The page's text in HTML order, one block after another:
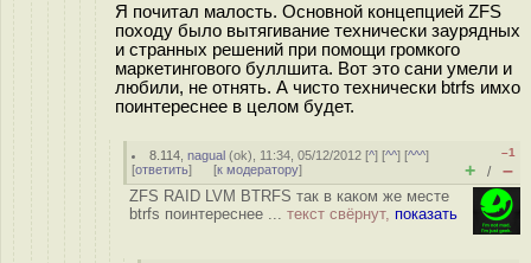
Я почитал малость. Основной концепцией ZFS
походу было вытягивание технически заурядных
и странных решений при помощи громкого
маркетингового буллшита. Вот это сани умели и
любили, не отнять. А чисто технически btrfs имхо
поинтереснее в целом будет.
8.114 ,nagual (ok), 11:34, 05/12/2012 [^] [^^] [^^^]
[ответить] [к модератору]
–1
+ / –
ZFS RAID LVM BTRFS так в каком же месте
btrfs поинтереснее ... текст свёрнут, показать